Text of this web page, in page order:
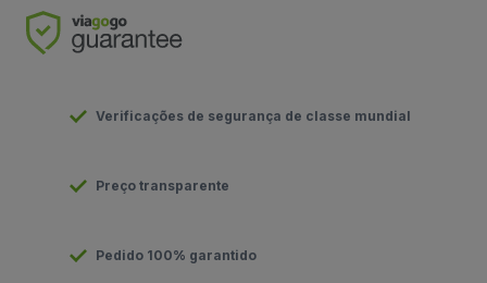
Verificações de segurança de classe mundial
Preço transparente
Pedido 100% garantido